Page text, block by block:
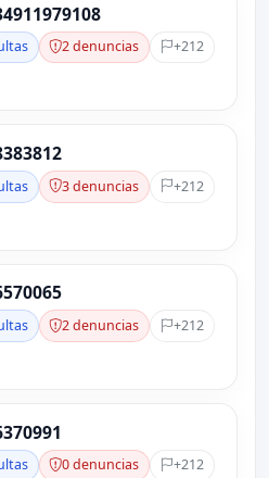
2 denuncias
+212
3 denuncias
+212
2 denuncias
+212
0 denuncias
+212